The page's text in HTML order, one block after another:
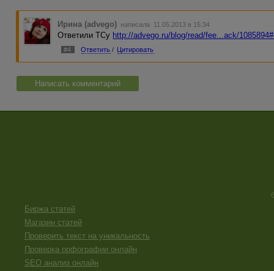
Ирина (advego) написала 11.05.2013 в 15:34
Ответили ТСу http://advego.ru/blog/read/fee...ack/
#4 Ответить / Цитировать
Написать комментарий
Биржа статей
Магазин статей
Проверить текст на уникальность
Проверка орфографии онлайн
SEO анализ онлайн